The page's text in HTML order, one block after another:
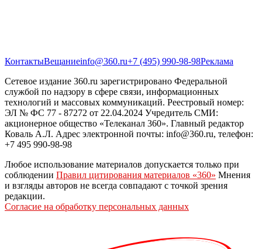
КонтактыВещаниеinfo@360.ru+7 (495) 990-98-98Реклама
Сетевое издание 360.ru зарегистрировано Федеральной
службой по надзору в сфере связи, информационных
технологий и массовых коммуникаций. Реестровый номер:
ЭЛ № ФС 77 - 87272 от 22.04.2024 Учредитель СМИ:
акционерное общество «Телеканал 360». Главный редактор
Коваль А.Л. Адрес электронной почты: info@360.ru, телефон:
+7 495 990-98-98
Любое использование материалов допускается только при
соблюдении Правил цитирования материалов «360» Мнения
и взгляды авторов не всегда совпадают с точкой зрения
редакции.
Согласие на обработку персональных данных